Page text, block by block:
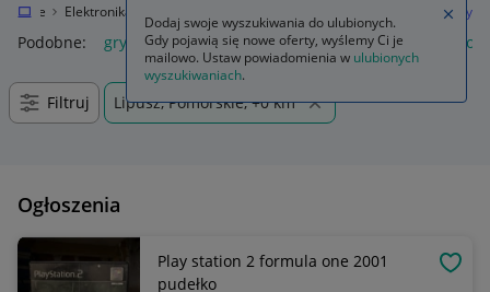
Elektronika Gry
Podobne: gry gry ps5 gry ps4 karty do gry gry
Filtruj Lipusz, Pomorskie, +0 km
Ogłoszenia
Play station 2 formula one 2001
pudełko
Dodaj swoje wyszukiwania do ulubionych.
Gdy pojawią się nowe oferty, wyślemy Ci je
mailowo. Ustaw powiadomienia w ulubionych
wyszukiwaniach.